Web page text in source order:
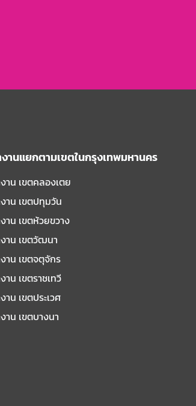
านแยกตามเขตในกรุงเทพมหานคร
าน เขตคลองเตย
าน เขตปทุมวัน
าน เขตห้วยขวาง
าน เขตวัฒนา
าน เขตจตุจักร
าน เขตราชเทวี
าน เขตประเวศ
าน เขตบางนา